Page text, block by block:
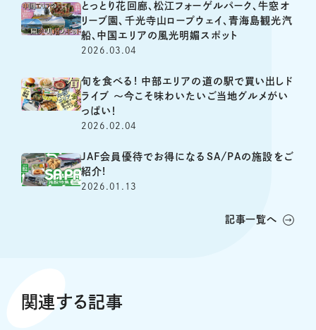
とっとり花回廊、松江フォーゲルパーク、牛窓オ
リーブ園、千光寺山ロープウェイ、青海島観光汽
船、中国エリアの風光明媚スポット
2026.03.04
旬を食べる! 中部エリアの道の駅で買い出しド
ライブ ～今こそ味わいたいご当地グルメがい
っぱい！
2026.02.04
JAF会員優待でお得になるSA/PAの施設をご
紹介!
2026.01.13
記事一覧へ
関連する記事